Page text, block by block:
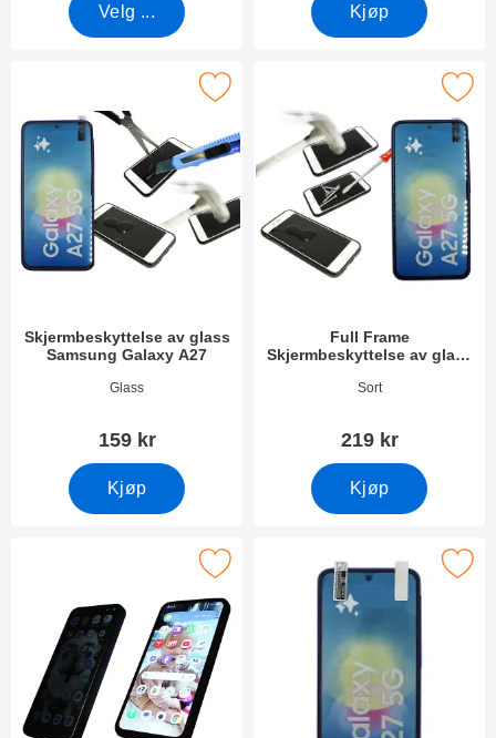
Velg ... Kjøp
Skjermbeskyttelse av glass
Samsung Galaxy A27
Varenummer 55430
Glass
159 kr
Kjøp
av glass Samsung Galaxy A27 som favoritt
Full Frame
Skjermbeskyttelse av glass
Varenummer 55431
Sort
219 kr
Kjøp
Merk full Frame Skjermbeskyttelse av
Skjermbeskytter i herdet glass Samsung Galaxy A27 som
Merk skjermbeskyttelse